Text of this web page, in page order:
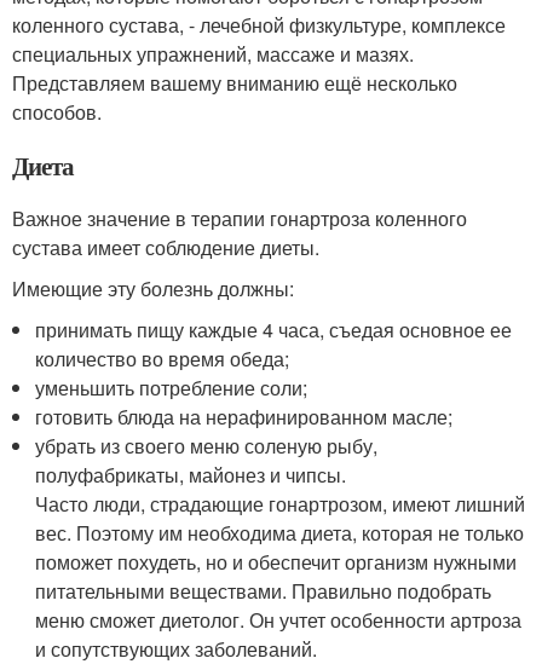
коленного сустава, - лечебной физкультуре, комплексе
специальных упражнений, массаже и мазях.
Представляем вашему вниманию ещё несколько
способов.
Диета
Важное значение в терапии гонартроза коленного
сустава имеет соблюдение диеты.
Имеющие эту болезнь должны:
принимать пищу каждые 4 часа, съедая основное ее
количество во время обеда;
уменьшить потребление соли;
готовить блюда на нерафинированном масле;
убрать из своего меню соленую рыбу,
полуфабрикаты, майонез и чипсы.
Часто люди, страдающие гонартрозом, имеют лишний
вес. Поэтому им необходима диета, которая не только
поможет похудеть, но и обеспечит организм нужными
питательными веществами. Правильно подобрать
меню сможет диетолог. Он учтет особенности артроза
и сопутствующих заболеваний.